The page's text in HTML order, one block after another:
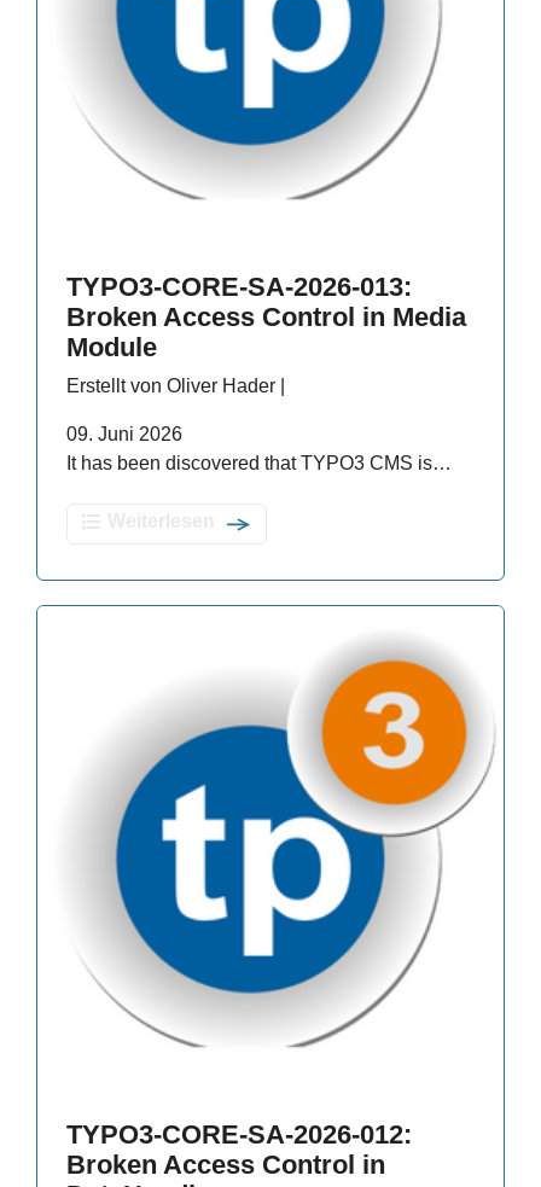
TYPO3-CORE-SA-2026-013:
Broken Access Control in Media
Module
Erstellt von Oliver Hader |
09. Juni 2026
It has been discovered that TYPO3 CMS is…
TYPO3-CORE-SA-2026-012:
Broken Access Control in